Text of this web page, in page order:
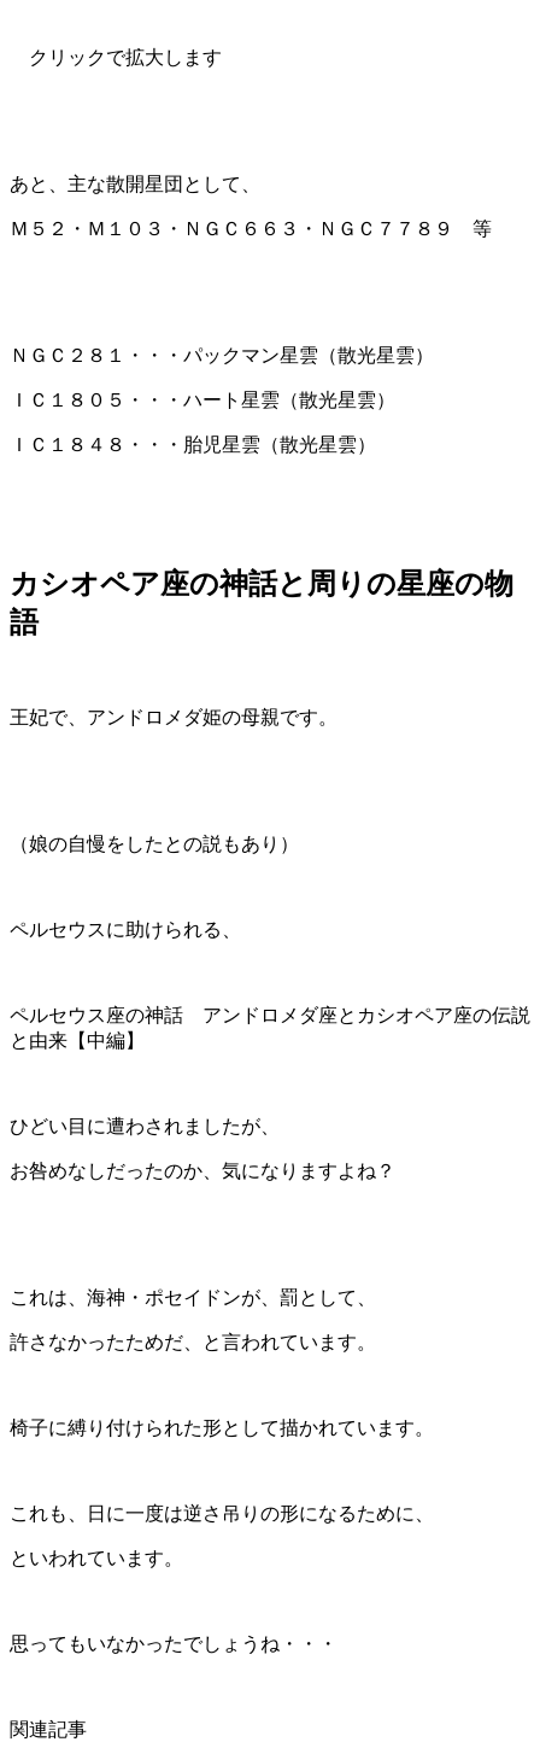
クリックで拡大します
あと、主な散開星団として、
Ｍ５２・Ｍ１０３・ＮＧＣ６６３・ＮＧＣ７７８９ 等
ＮＧＣ２８１・・・パックマン星雲（散光星雲）
ＩＣ１８０５・・・ハート星雲（散光星雲）
ＩＣ１８４８・・・胎児星雲（散光星雲）
カシオペア座の神話と周りの星座の物
語
王妃で、アンドロメダ姫の母親です。
（娘の自慢をしたとの説もあり）
ペルセウスに助けられる、
ペルセウス座の神話 アンドロメダ座とカシオペア座の伝説
と由来【中編】
ひどい目に遭わされましたが、
お咎めなしだったのか、気になりますよね？
これは、海神・ポセイドンが、罰として、
許さなかったためだ、と言われています。
椅子に縛り付けられた形として描かれています。
これも、日に一度は逆さ吊りの形になるために、
といわれています。
思ってもいなかったでしょうね・・・
関連記事